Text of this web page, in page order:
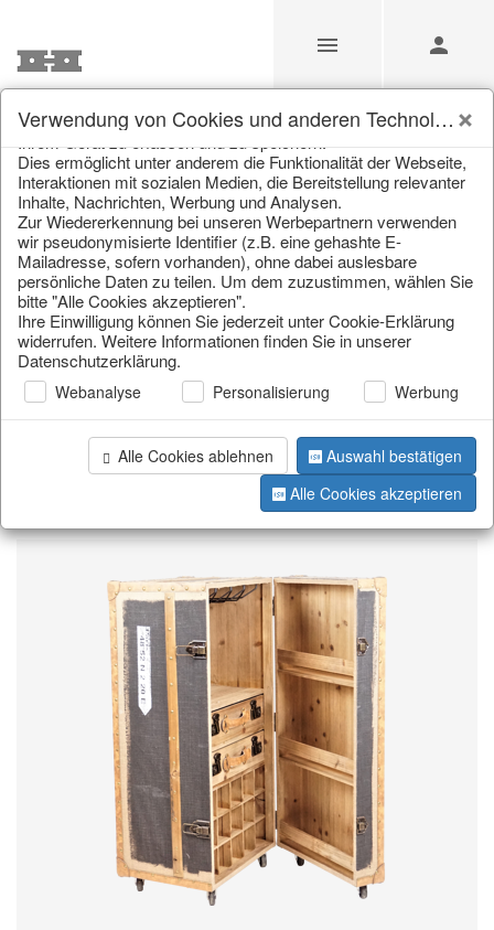
Unsere Produkte für
Händler
Home/Unsere Produkte für Händler/Home & Interieur
Möbel/Barmöbel
Seite 1 von 7 Artikel
Verwendung von Cookies und anderen Technologien
Technologien (im Folgenden: Cookies), um Informationen von
Ihrem Gerät zu erfassen und zu speichern.
Dies ermöglicht unter anderem die Funktionalität der Webseite,
Interaktionen mit sozialen Medien, die Bereitstellung relevanter
Inhalte, Nachrichten, Werbung und Analysen.
Zur Wiedererkennung bei unseren Werbepartnern verwenden
wir pseudonymisierte Identifier (z.B. eine gehashte E-
Mailadresse, sofern vorhanden), ohne dabei auslesbare
persönliche Daten zu teilen. Um dem zuzustimmen, wählen Sie
bitte "Alle Cookies akzeptieren".
Ihre Einwilligung können Sie jederzeit unter Cookie-Erklärung
widerrufen. Weitere Informationen finden Sie in unserer
Datenschutzerklärung.
Webanalyse Personalisierung Werbung
Alle Cookies ablehnen
Auswahl bestätigen
Alle Cookies akzeptieren